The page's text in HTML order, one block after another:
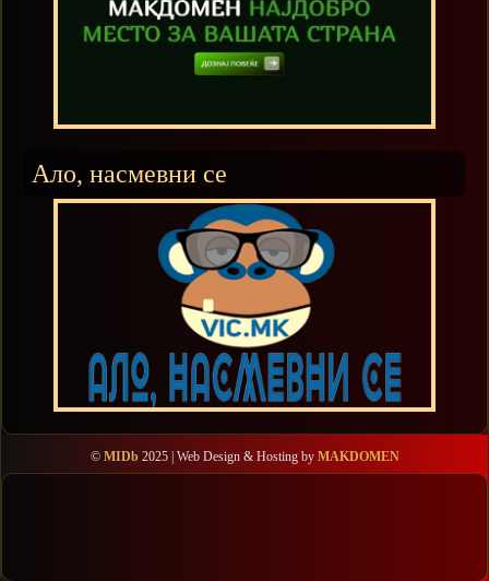
Ало, насмевни се
© MIDb 2025 | Web Design & Hosting by MAKDOMEN